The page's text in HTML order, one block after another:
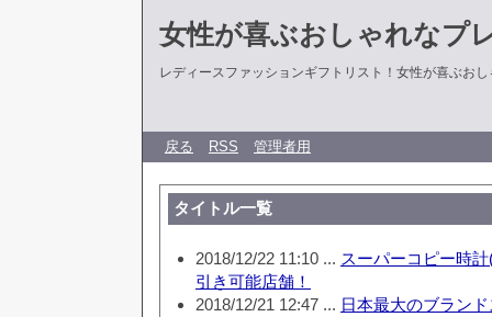
女性が喜ぶおしゃれなプ
レディースファッションギフトリスト！女性が喜ぶお
戻る RSS 管理者用
タイトル一覧
2018/12/22 11:10 ... スーパーコピー時
引き可能店舗！
2018/12/21 12:47 ... 日本最大のブラン